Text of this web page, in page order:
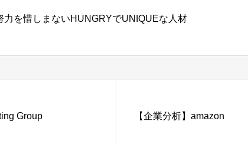
力を惜しまないHUNGRYでUNIQUEな人材
Group 【企業分析】amazon